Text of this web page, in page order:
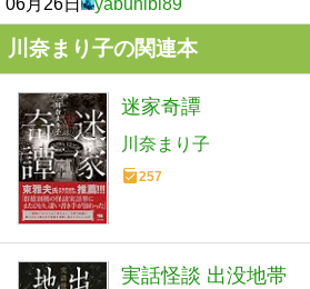
06月26日 yabuhibi89
川奈まり子の関連本
迷家奇譚
川奈まり子
257
実話怪談 出没地帯